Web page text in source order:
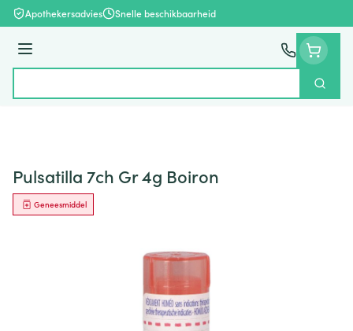
Ga naar de inhoud
Apothekersadvies Snelle beschikbaarheid
Menu
Zoek
Pulsatilla 7ch Gr 4g Boiron
Geneesmiddel